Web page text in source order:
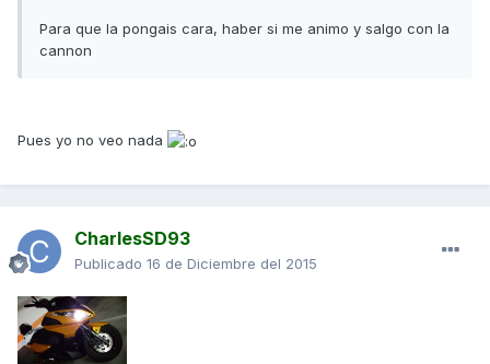
Para que la pongais cara, haber si me animo y salgo con la
cannon
Pues yo no veo nada
CharlesSD93
Publicado 16 de Diciembre del 2015